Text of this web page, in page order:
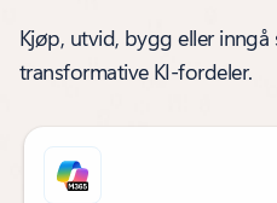
Kjøp, utvid, bygg eller
transformative KI-fordeler.